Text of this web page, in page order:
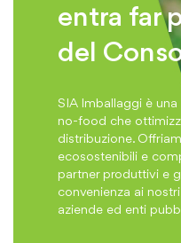
entra far
del
SIA Imballaggi è
no-food che
distribuzione.
ecosostenibili e
partner produttivi e
convenienza ai
aziende ed enti